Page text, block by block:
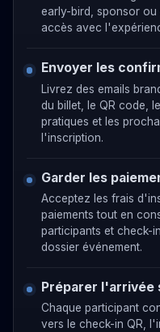
early-bird, sponsor ou
accès avec
Envoyer les
Livrez des emails
du billet, le QR code,
pratiques et les
l'inscription.
Garder les
Acceptez les frais
paiements tout en
participants et check-
dossier événement.
Préparer l'arrivée
Chaque participant
vers le check-in QR,